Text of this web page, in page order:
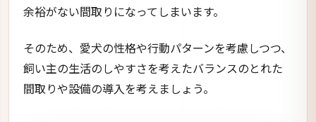
余裕がない間取りになってしまいます。
そのため、愛犬の性格や行動パターンを考慮しつつ、
飼い主の生活のしやすさを考えたバランスのとれた
間取りや設備の導入を考えましょう。